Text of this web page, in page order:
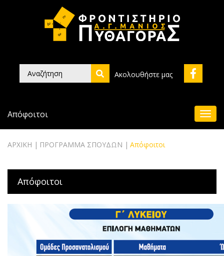
Ακολουθήστε μας
Απόφοιτοι
ΑΡΧΙΚΗ ΠΡΟΓΡΑΜΜΑ ΣΠΟΥΔΩΝ Απόφοιτοι
Απόφοιτοι